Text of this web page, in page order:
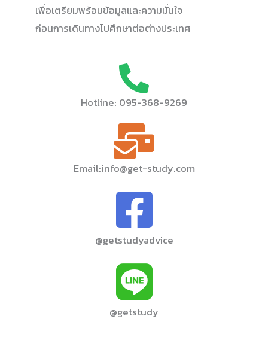
เพื่อเตรียมพร้อมข้อมูลและความมั่นใจ
ก่อนการเดินทางไปศึกษาต่อต่างประเทศ
Hotline: 095-368-9269
Email:info@get-study.com
@getstudyadvice
@getstudy